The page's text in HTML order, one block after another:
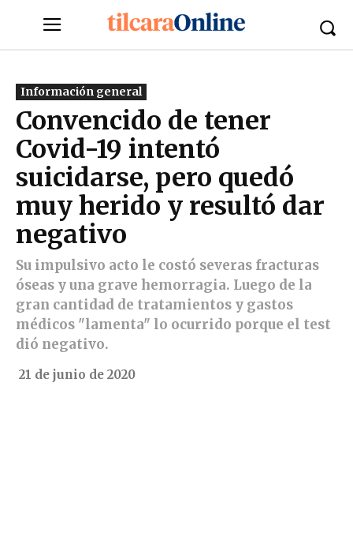
Información general
Convencido de tener
Covid-19 intentó
suicidarse, pero quedó
muy herido y resultó dar
negativo
Su impulsivo acto le costó severas fracturas
óseas y una grave hemorragia. Luego de la
gran cantidad de tratamientos y gastos
médicos "lamenta" lo ocurrido porque el test
dió negativo.
21 de junio de 2020